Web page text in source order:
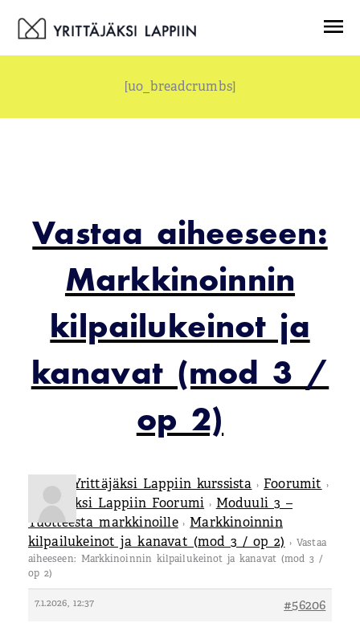
sisältöön
[uo_breadcrumbs]
Vastaa aiheeseen:
Markkinoinnin
kilpailukeinot ja
kanavat (mod 3 /
op 2)
Tietoa Yrittäjäksi Lappiin kurssista › Foorumit ›
Yrittäjäksi Lappiin Foorumi › Moduuli 3 –
Tuotteesta markkinoille › Markkinoinnin
kilpailukeinot ja kanavat (mod 3 / op 2) › Vastaa
aiheeseen: Markkinoinnin kilpailukeinot ja kanavat (mod 3 /
op 2)
7.1.2026, 12:37 #56206